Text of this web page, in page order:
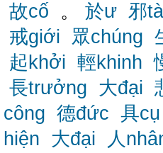
故cố 。 於ư 邪tà
戒giới 眾chúng
起khởi 輕khinh
長trưởng 大đại
công 德đức 具cụ
hiện 大đại 人